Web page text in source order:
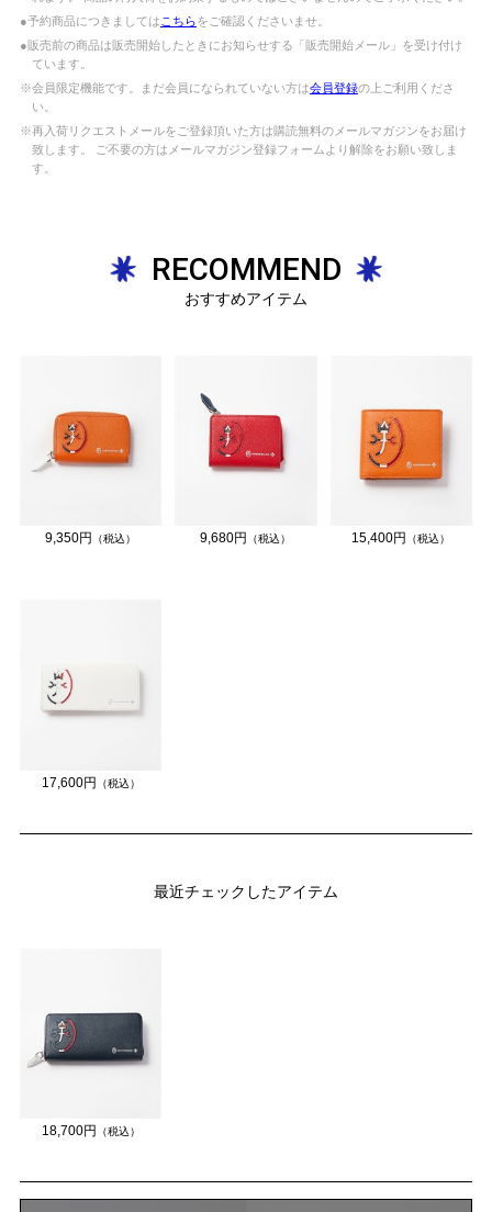
●予約商品につきましては こちらをご確認くださいませ。
●販売前の商品は販売開始したときにお知らせする「販売開始メール」を受け付け
ています。
※会員限定機能です。まだ会員になられていない方は会員登録の上ご利用くださ
い。
※再入荷リクエストメールをご登録頂いた方は購読無料のメールマガジンをお届け
致します。 ご不要の方はメールマガジン登録フォームより解除をお願い致しま
す。
RECOMMEND
おすすめアイテム
9,350円 （税込） 9,680円 （税込） 15,400円 （税込）
17,600円 （税込）
最近チェックしたアイテム
18,700円 （税込）